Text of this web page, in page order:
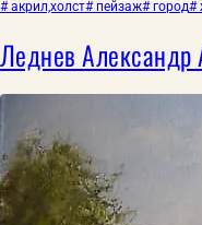
# акрил,холст# пейзаж# город#
Леднев Александр